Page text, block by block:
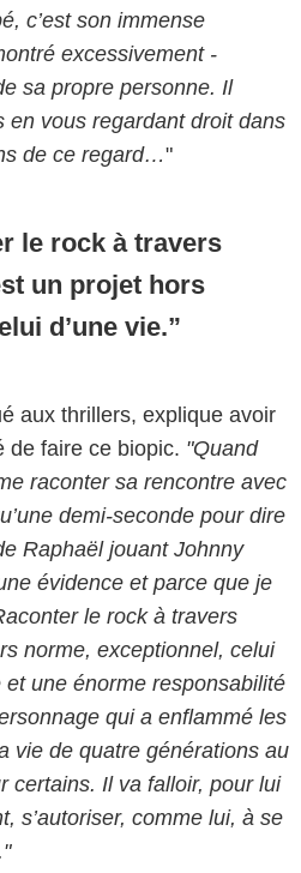
c’est son immense
excessivement
sa propre personne. Il
en vous regardant droit dans
de ce regard…"
le rock à travers
un projet hors
d’une vie.
aux thrillers, explique avoir
de faire ce biopic. "Quand
raconter sa rencontre avec
demi-seconde pour dire
Raphaël jouant Johnny
évidence et parce que je
le rock à travers
norme, exceptionnel, celui
et une énorme responsabilité
qui a enflammé les
vie de quatre générations au
certains. Il va falloir, pour lui
s’autoriser, comme lui, à se